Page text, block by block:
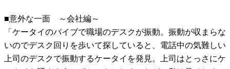
■意外な一面 ～会社編～
「ケータイのバイブで職場のデスクが振動。振動が収まらな
いのでデスク回りを歩いて探していると、電話中の気難しい
上司のデスクで振動するケータイを発見。上司はとっさにケ